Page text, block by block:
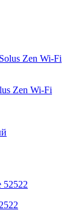
Zen Wi-Fi